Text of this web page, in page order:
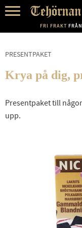
FRI FRAKT
PRESENTPAKET
Krya på dig,
Presentpaket till
upp.